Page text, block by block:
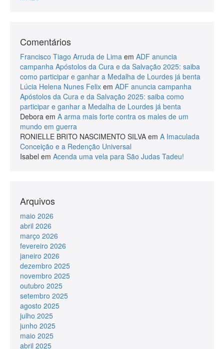
Comentários
Francisco Tiago Arruda de Lima em ADF anuncia
campanha Apóstolos da Cura e da Salvação 2025: saiba
como participar e ganhar a Medalha de Lourdes já benta
Lúcia Helena Nunes Felix em ADF anuncia campanha
Apóstolos da Cura e da Salvação 2025: saiba como
participar e ganhar a Medalha de Lourdes já benta
Debora em A arma mais forte contra os males de um
mundo em guerra
RONIELLE BRITO NASCIMENTO SILVA em A Imaculada
Conceição e a Redenção Universal
Isabel em Acenda uma vela para São Judas Tadeu!
Arquivos
maio 2026
abril 2026
março 2026
fevereiro 2026
janeiro 2026
dezembro 2025
novembro 2025
outubro 2025
setembro 2025
agosto 2025
julho 2025
junho 2025
maio 2025
abril 2025